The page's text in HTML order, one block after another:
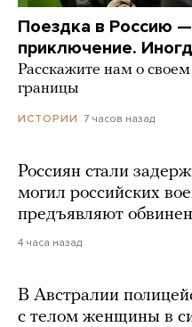
Поездка в Россию
приключение.
Расскажите нам о
границы
ИСТОРИИ 7 часов назад
Россиян стали
могил российских
предъявляют
4 часа назад
В Австралии
с телом женщины в